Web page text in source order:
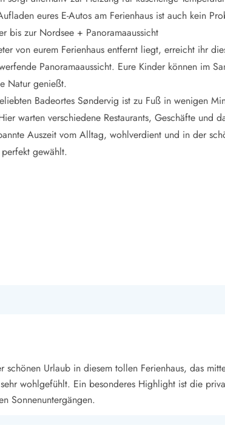
Rabatte
eures E-Autos am Ferienhaus ist auch kein
bis zur Nordsee + Panoramaaussicht
von eurem Ferienhaus entfernt liegt, erreicht ihr
Panoramaaussicht. Eure Kinder können im
Natur genießt.
Badeortes Søndervig ist zu Fuß in wenigen
warten verschiedene Restaurants, Geschäfte und
Auszeit vom Alltag, wohlverdient und in der
gewählt.
schönen Urlaub in diesem tollen Ferienhaus, das
wohlgefühlt. Ein besonderes Highlight ist die
Sonnenuntergängen.